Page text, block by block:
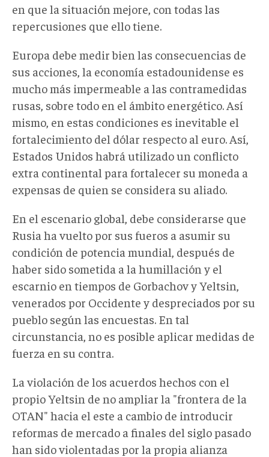
en que la situación mejore, con todas las
repercusiones que ello tiene.
Europa debe medir bien las consecuencias de
sus acciones, la economía estadounidense es
mucho más impermeable a las contramedidas
rusas, sobre todo en el ámbito energético. Así
mismo, en estas condiciones es inevitable el
fortalecimiento del dólar respecto al euro. Así,
Estados Unidos habrá utilizado un conflicto
extra continental para fortalecer su moneda a
expensas de quien se considera su aliado.
En el escenario global, debe considerarse que
Rusia ha vuelto por sus fueros a asumir su
condición de potencia mundial, después de
haber sido sometida a la humillación y el
escarnio en tiempos de Gorbachov y Yeltsin,
venerados por Occidente y despreciados por su
pueblo según las encuestas. En tal
circunstancia, no es posible aplicar medidas de
fuerza en su contra.
La violación de los acuerdos hechos con el
propio Yeltsin de no ampliar la "frontera de la
OTAN" hacia el este a cambio de introducir
reformas de mercado a finales del siglo pasado
han sido violentadas por la propia alianza